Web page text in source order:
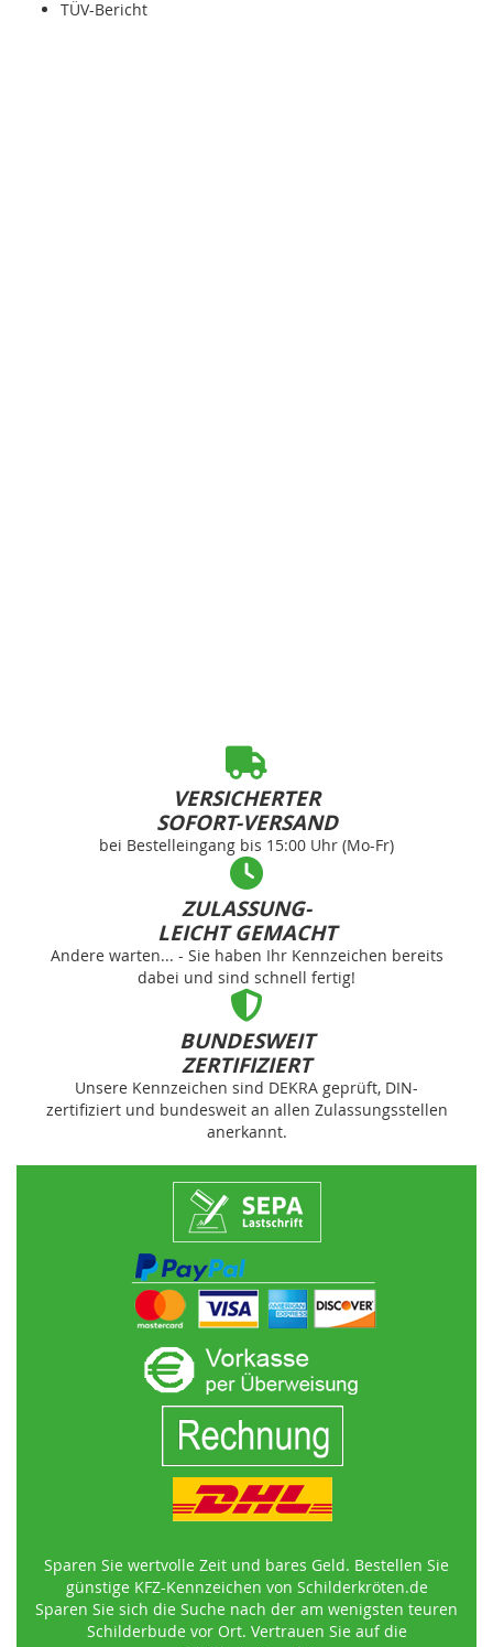
TÜV-Bericht
VERSICHERTER
SOFORT-VERSAND
bei Bestelleingang bis 15:00 Uhr (Mo-Fr)
ZULASSUNG-
LEICHT GEMACHT
Andere warten... - Sie haben Ihr Kennzeichen bereits
dabei und sind schnell fertig!
BUNDESWEIT
ZERTIFIZIERT
Unsere Kennzeichen sind DEKRA geprüft, DIN-
zertifiziert und bundesweit an allen Zulassungsstellen
anerkannt.
Sparen Sie wertvolle Zeit und bares Geld. Bestellen Sie
günstige KFZ-Kennzeichen von Schilderkröten.de
Sparen Sie sich die Suche nach der am wenigsten teuren
Schilderbude vor Ort. Vertrauen Sie auf die